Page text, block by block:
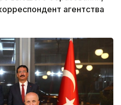
агентства